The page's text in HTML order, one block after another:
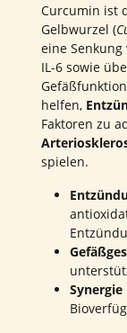
Curcumin ist
Gelbwurzel (
eine
IL-6 sowie
helfen,
Faktoren zu
spielen.